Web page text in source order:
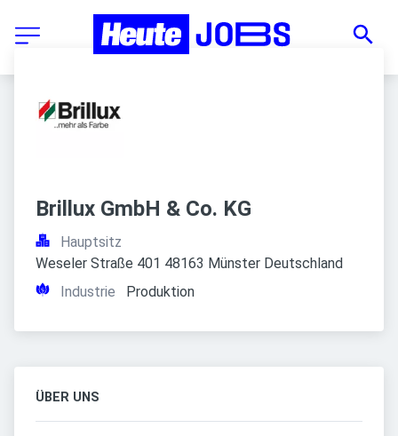
Brillux GmbH & Co. KG
Hauptsitz
Weseler Straße 401 48163 Münster Deutschland
Industrie
Produktion
ÜBER UNS